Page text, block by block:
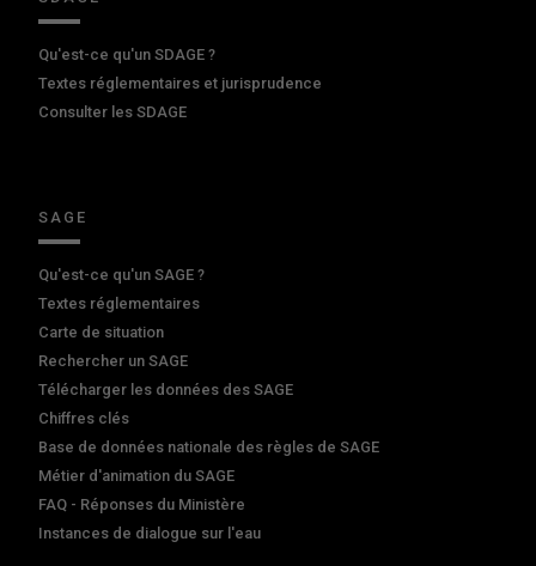
Qu'est-ce qu'un SDAGE ?
Textes réglementaires et jurisprudence
Consulter les SDAGE
SAGE
Qu'est-ce qu'un SAGE ?
Textes réglementaires
Carte de situation
Rechercher un SAGE
Télécharger les données des SAGE
Chiffres clés
Base de données nationale des règles de SAGE
Métier d'animation du SAGE
FAQ - Réponses du Ministère
Instances de dialogue sur l'eau